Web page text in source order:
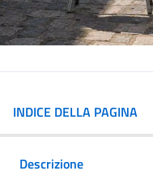
INDICE DELLA PAGINA
Descrizione